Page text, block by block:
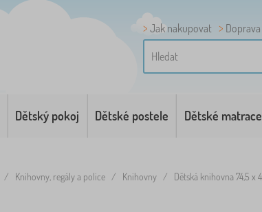
Jak nakupovat
Dětský pokoj Dětské postele Dětské matrace
/ Knihovny, regály a police / Knihovny / Dětská knihovna 74,5